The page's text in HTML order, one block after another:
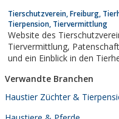
Tierschutzverein, Freiburg,
Tierpension, Tiervermittlung
Website des
Tiervermittlung, Patenschaften, Wissenswertes über den Verein
und ein Einblick in den
Verwandte Branchen
Haustier Züchter &